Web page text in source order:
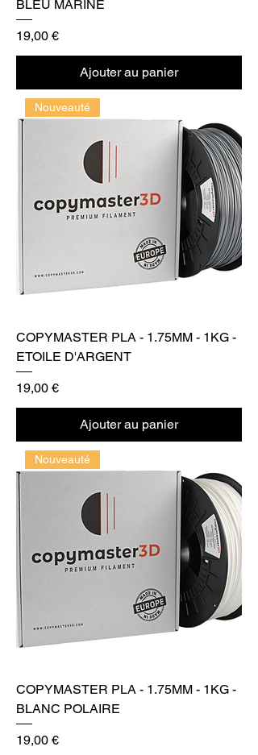
BLEU MARINE
Prix
19,00 €
Ajouter au panier
Nouveauté
COPYMASTER PLA - 1.75MM - 1KG -
ETOILE D'ARGENT
Prix
19,00 €
Ajouter au panier
Nouveauté
COPYMASTER PLA - 1.75MM - 1KG -
BLANC POLAIRE
Prix
19,00 €